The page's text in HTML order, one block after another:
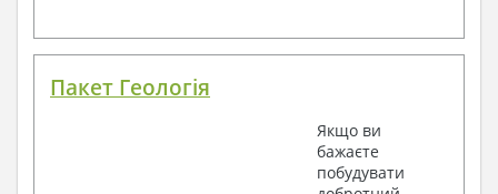
Пакет Геологія
Якщо ви
бажаєте
побудувати